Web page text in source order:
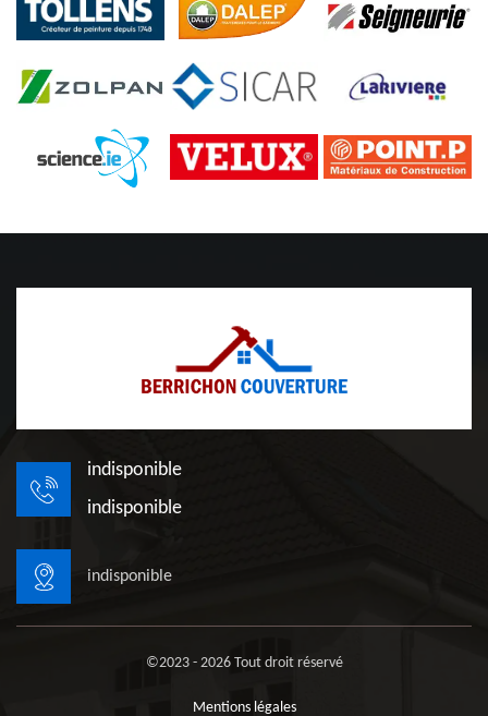
indisponible
indisponible
indisponible
©2023 - 2026 Tout droit réservé
Mentions légales